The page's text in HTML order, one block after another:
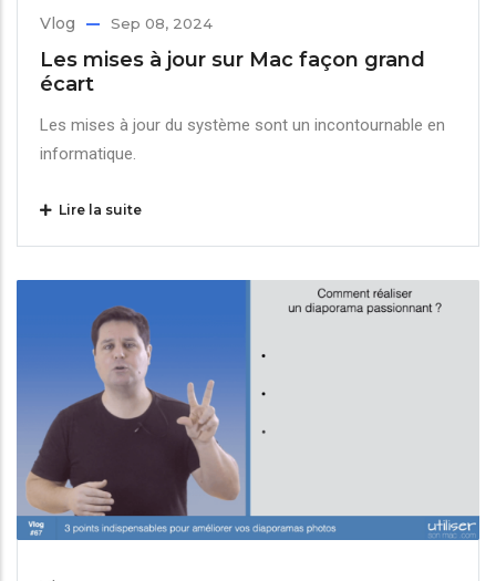
Vlog Sep 08, 2024
Les mises à jour sur Mac façon grand
écart
Les mises à jour du système sont un incontournable en
informatique.
Lire la suite